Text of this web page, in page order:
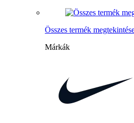
Összes termék
Márkák